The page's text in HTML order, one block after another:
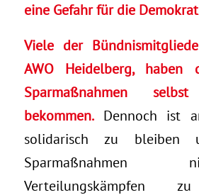
eine Gefahr für die
Viele der
AWO Heidelberg, haben
Sparmaßnahmen
bekommen.Dennoch ist
solidarisch zu bleiben
Verteilungskämpfen